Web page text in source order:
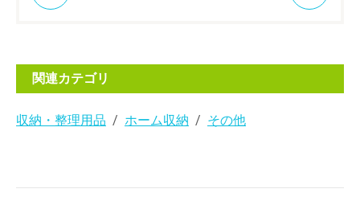
関連カテゴリ
収納・整理用品 ホーム収納 その他